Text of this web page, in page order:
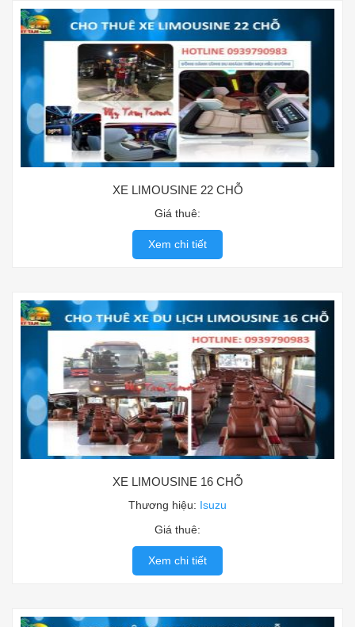
XE LIMOUSINE 22 CHỖ
Giá thuê:
Xem chi tiết
XE LIMOUSINE 16 CHỖ
Thương hiệu: Isuzu
Giá thuê:
Xem chi tiết